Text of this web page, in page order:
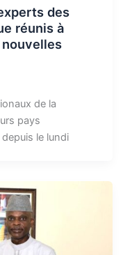
des
réunis à
nouvelles
de la
pays
le lundi